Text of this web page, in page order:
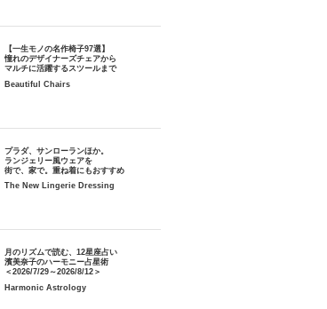
【一生モノの名作椅子97選】
憧れのデザイナーズチェアから
マルチに活躍するスツールまで
Beautiful Chairs
プラダ、サンローランほか。
ランジェリー風ウェアを
街で、家で。重ね着にもおすすめ
The New Lingerie Dressing
月のリズムで読む、12星座占い
濱美奈子のハーモニー占星術
＜2026/7/29～2026/8/12＞
Harmonic Astrology